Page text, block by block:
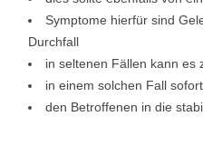
Symptome hierfür sind
Durchfall
in seltenen Fällen kann es
in einem solchen Fall
den Betroffenen in die